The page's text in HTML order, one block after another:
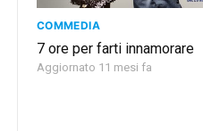
COMMEDIA
7 ore per farti innamorare
Aggiornato 11 mesi fa